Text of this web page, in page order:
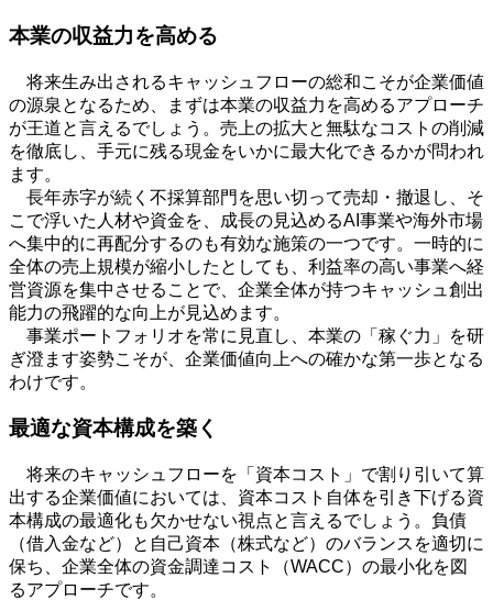
本業の収益力を高める
将来生み出されるキャッシュフローの総和こそが企業価値
の源泉となるため、まずは本業の収益力を高めるアプローチ
が王道と言えるでしょう。売上の拡大と無駄なコストの削減
を徹底し、手元に残る現金をいかに最大化できるかが問われ
ます。
長年赤字が続く不採算部門を思い切って売却・撤退し、そ
こで浮いた人材や資金を、成長の見込めるAI 事業や海外市場
へ集中的に再配分するのも有効な施策の一つです。一時的に
全体の売上規模が縮小したとしても、利益率の高い事業へ経
営資源を集中させることで、企業全体が持つキャッシュ創出
能力の飛躍的な向上が見込めます。
事業ポートフォリオを常に見直し、本業の「稼ぐ力」を研
ぎ澄ます姿勢こそが、企業価値向上への確かな第一歩となる
わけです。
最適な資本構成を築く
将来のキャッシュフローを「資本コスト」で割り引いて算
出する企業価値においては、資本コスト自体を引き下げる資
本構成の最適化も欠かせない視点と言えるでしょう。負債
（借入金など）と自己資本（株式など）のバランスを適切に
保ち、企業全体の資金調達コスト（WACC）の最小化を図
るアプローチです。